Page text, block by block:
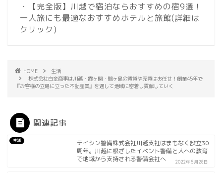
・【完全版】川越で宿泊ならおすすめの宿9選！
一人旅にも最適なおすすめホテルと旅館(詳細は
クリック)
HOME
生活
株式会社白金商事は川越・霞ヶ関・鶴ヶ島の賃貸や売買はお任せ！創業45年で
『お客様の立場に立った不動産業』を通して地域に密着し貢献していく
関連記事
生活
テイシン警備株式会社川越支社はまもなく設立30
周年。川越に根ざしたイベント警備と人への教育
で地域から支持される警備会社へ
2022年5月28日